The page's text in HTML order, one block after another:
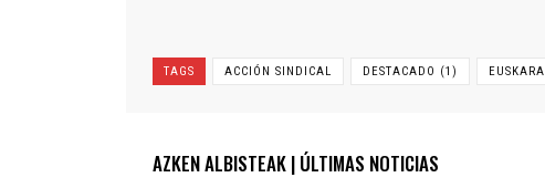
TAGS ACCIÓN SINDICAL DESTACADO (1) EUSKARA
AZKEN ALBISTEAK | ÚLTIMAS NOTICIAS